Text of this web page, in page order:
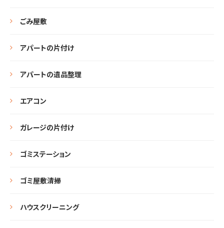
ごみ屋敷
アパートの片付け
アパートの遺品整理
エアコン
ガレージの片付け
ゴミステーション
ゴミ屋敷清掃
ハウスクリーニング